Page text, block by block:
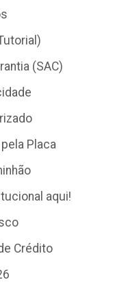
(SAC)
Placa
aqui!
Crédito